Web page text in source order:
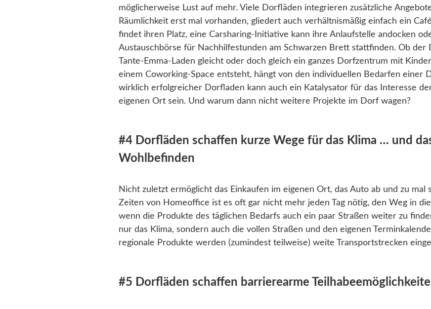
möglicherweise Lust auf mehr. Viele Dorfläden integrieren zusätzliche
Räumlichkeit erst mal vorhanden, gliedert auch verhältnismäßig einfach ein
findet ihren Platz, eine Carsharing-Initiative kann ihre Anlaufstelle andocken
Austauschbörse für Nachhilfestunden am Schwarzen Brett stattfinden. Ob der
Tante-Emma-Laden gleicht oder doch gleich ein ganzes Dorfzentrum mit
einem Coworking-Space entsteht, hängt von den individuellen Bedarfen einer
wirklich erfolgreicher Dorfladen kann auch ein Katalysator für das Interesse
eigenen Ort sein. Und warum dann nicht weitere Projekte im Dorf wagen?
#4 Dorfläden schaffen kurze Wege für das Klima … und
Wohlbefinden
Nicht zuletzt ermöglicht das Einkaufen im eigenen Ort, das Auto ab und zu mal
Zeiten von Homeoffice ist es oft gar nicht mehr jeden Tag nötig, den Weg in
wenn die Produkte des täglichen Bedarfs auch ein paar Straßen weiter zu
nur das Klima, sondern auch die vollen Straßen und den eigenen
regionale Produkte werden (zumindest teilweise) weite Transportstrecken
#5 Dorfläden schaffen barrierearme